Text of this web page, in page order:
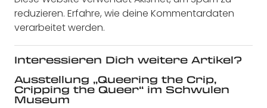
reduzieren. Erfahre, wie deine Kommentardaten
verarbeitet werden.
Interessieren Dich weitere Artikel?
Ausstellung „Queering the Crip,
Cripping the Queer“ im Schwulen
Museum